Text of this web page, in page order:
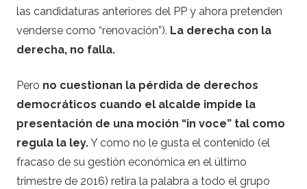
las candidaturas anteriores del PP y ahora pretenden
venderse como “renovación”). La derecha con la
derecha, no falla.
Pero no cuestionan la pérdida de derechos
democráticos cuando el alcalde impide la
presentación de una moción “in voce” tal como
regula la ley.Y como no le gusta el contenido (el
fracaso de su gestión económica en el último
trimestre de 2016) retira la palabra a todo el grupo